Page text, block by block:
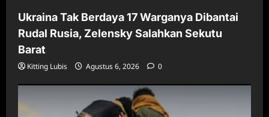
Ukraina Tak Berdaya 17 Warganya Dibantai
Rudal Rusia, Zelensky Salahkan Sekutu
Barat
Kitting Lubis Agustus 6, 2026 0